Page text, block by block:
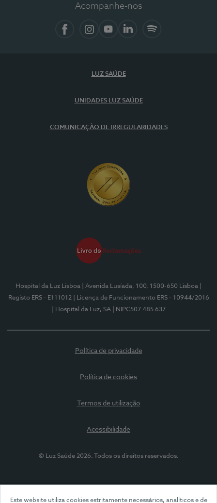
Este website utiliza cookies estritamente necessários, analíticos e de
Acompanhe-nos
LUZ SAÚDE
UNIDADES LUZ SAÚDE
COMUNICAÇÃO DE IRREGULARIDADES
Hospital da Luz Lisboa | Avenida Lusíada, 100, 1500-650 Lisboa
Registo ERS - E111012
| Licença de Funcionamento ERS - 10944/2016
| Hospital da Luz, SA
| NIPC507 485 637
Política de privacidade
Política de cookies
Termos de utilização
Acessibilidade
© Luz Saúde 2026. Todos os direitos reservados.